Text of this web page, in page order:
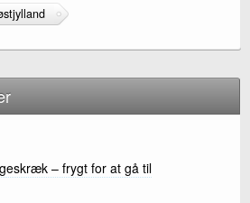
– frygt for at gå til